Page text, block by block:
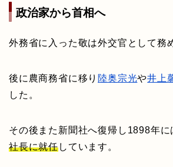
政治家から首相へ
外務省に入った敬は外交官として務
後に農商務省に移り 陸奥宗光や井上
した。
その後また新聞社へ復帰し1898年に
社長に就任しています。